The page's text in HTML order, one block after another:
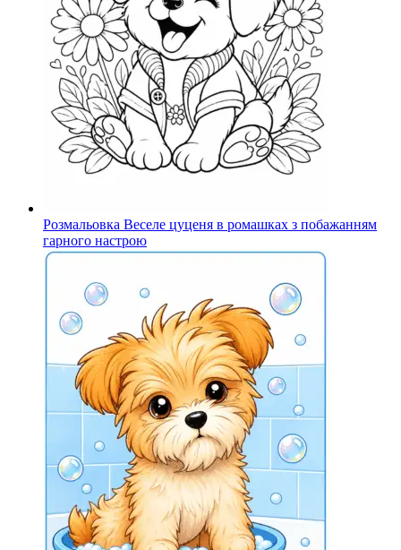
Розмальовка Веселе цуценя в ромашках з побажанням
гарного настрою